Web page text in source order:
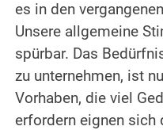
es in den
Unsere allgemeine
spürbar. Das
zu unternehmen, ist
Vorhaben, die viel
erfordern eignen sich